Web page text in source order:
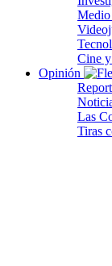
Medio
Cine
Opinión
Las
Tiras